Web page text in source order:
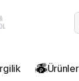
Ürünler